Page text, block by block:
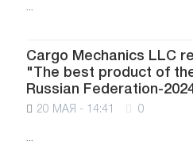
...
Cargo Mechanics LLC
"The best product of
Russian Federation-
20 МАЯ - 14:41 0
...